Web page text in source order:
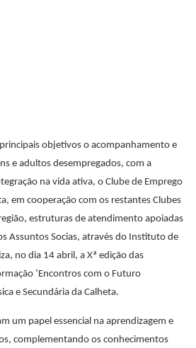
objetivos o acompanhamento e
e adultos desempregados, com a
na vida ativa, o Clube de Emprego
em cooperação com os restantes Clubes
estruturas de atendimento apoiadas
Assuntos Socias, através do Instituto de
no dia 14 abril, a Xª edição das
‘Encontros com o Futuro
e Secundária da Calheta.
um papel essencial na aprendizagem e
complementando os conhecimentos